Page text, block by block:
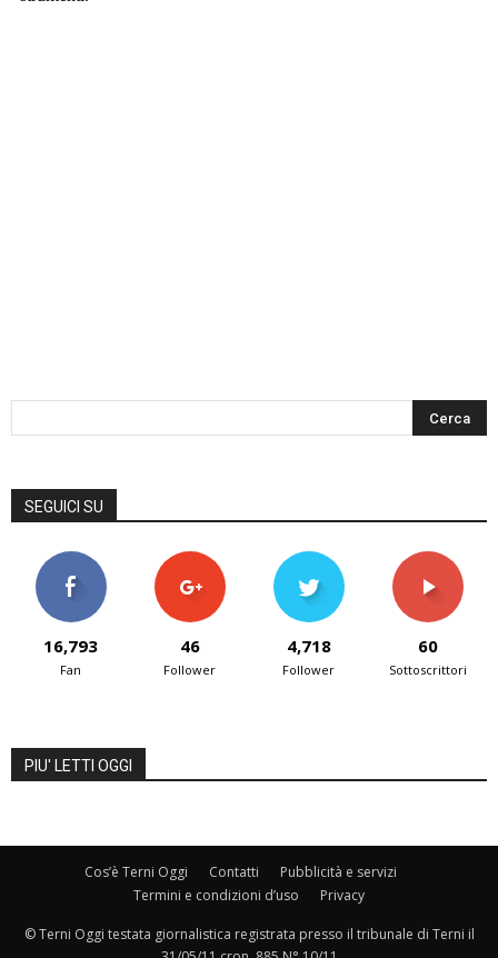
SEGUICI SU
16,793
Fan
46
Follower
4,718
Follower
60
Sottoscrittori
PIU' LETTI OGGI
Cos’è Terni Oggi Contatti
Pubblicità e servizi
Termini e condizioni d’uso
Privacy
© Terni Oggi testata giornalistica registrata presso il tribunale di Terni il